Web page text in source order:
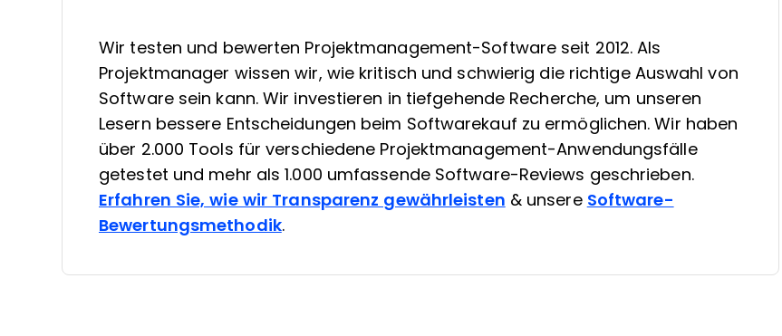
Wir testen und bewerten Projektmanagement-Software seit 2012. Als
Projektmanager wissen wir, wie kritisch und schwierig die richtige Auswahl von
Software sein kann. Wir investieren in tiefgehende Recherche, um unseren
Lesern bessere Entscheidungen beim Softwarekauf zu ermöglichen. Wir haben
über 2.000 Tools für verschiedene Projektmanagement-Anwendungsfälle
getestet und mehr als 1.000 umfassende Software-Reviews geschrieben.
Erfahren Sie, wie wir Transparenz gewährleisten & unsere Software-
Bewertungsmethodik.